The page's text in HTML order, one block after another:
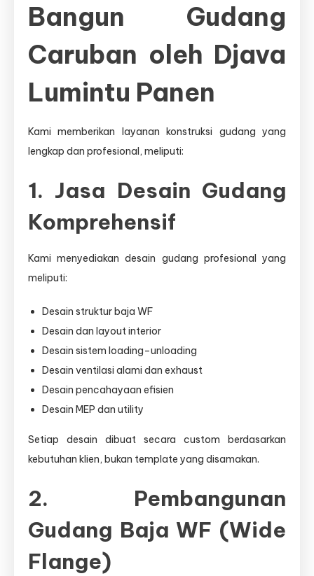
Bangun Gudang
Caruban oleh Djava
Lumintu Panen
Kami memberikan layanan konstruksi gudang yang
lengkap dan profesional, meliputi:
1. Jasa Desain Gudang
Komprehensif
Kami menyediakan desain gudang profesional yang
meliputi:
Desain struktur baja WF
Desain dan layout interior
Desain sistem loading–unloading
Desain ventilasi alami dan exhaust
Desain pencahayaan efisien
Desain MEP dan utility
Setiap desain dibuat secara custom berdasarkan
kebutuhan klien, bukan template yang disamakan.
2. Pembangunan
Gudang Baja WF (Wide
Flange)